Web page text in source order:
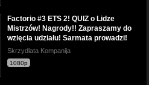
Factorio #3 ETS 2! QUIZ o Lidze
Mistrzów! Nagrody!! Zapraszamy do
wzięcia udziału! Sarmata prowadzi!
Skrzydlata Kompanija
1080p